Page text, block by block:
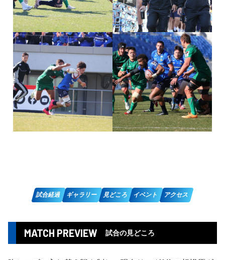
試合経過 ギャラリー 見どころ イベント アクセス
MATCH PREVIEW 試合の見どころ